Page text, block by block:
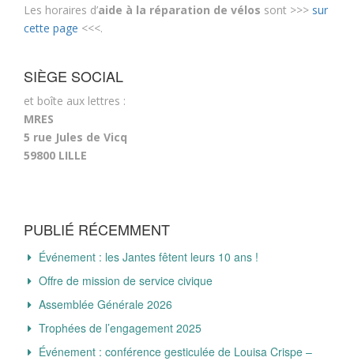
Les horaires d’aide à la réparation de vélos sont >>> sur
cette page <<<.
SIÈGE SOCIAL
et boîte aux lettres :
MRES
5 rue Jules de Vicq
59800 LILLE
PUBLIÉ RÉCEMMENT
Événement : les Jantes fêtent leurs 10 ans !
Offre de mission de service civique
Assemblée Générale 2026
Trophées de l’engagement 2025
Événement : conférence gesticulée de Louisa Crispe –